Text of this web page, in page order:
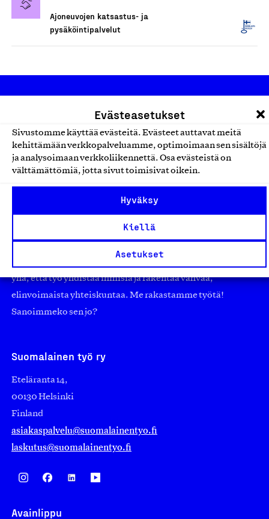
Evästeasetukset
Sivustomme käyttää evästeitä. Evästeet auttavat meitä
kehittämään verkkopalveluamme, optimoimaan sen sisältöjä
ja analysoimaan verkkoliikennettä. Osa evästeistä on
välttämättömiä, jotta sivut toimisivat oikein.
Hyväksy
Kiellä
Asetukset
Ajoneuvojen katsastus- ja
pysäköintipalvelut
Olemme jäsentemme omistama puolueeton,
työmarkkinajärjestöistä riippumaton yhdistys.
suuryrityksiin. Meidät on perustettu yli 100 vuotta sitten
yhä, että työ yhdistää ihmisiä ja rakentaa vahvaa,
elinvoimaista yhteiskuntaa. Me rakastamme työtä!
Sanoimmeko sen jo?
Suomalainen työ ry
Eteläranta 14,
00130 Helsinki
Finland
asiakaspalvelu@suomalainentyo.fi
laskutus@suomalainentyo.fi
Avainlippu